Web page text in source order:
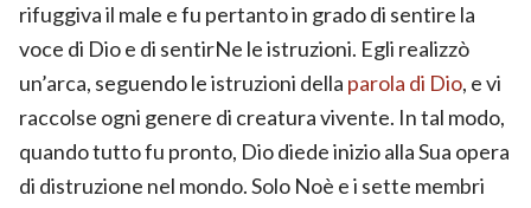
rifuggiva il male e fu pertanto in grado di sentire la
voce di Dio e di sentirNe le istruzioni. Egli realizzò
un’arca, seguendo le istruzioni della parola di Dio, e vi
raccolse ogni genere di creatura vivente. In tal modo,
quando tutto fu pronto, Dio diede inizio alla Sua opera
di distruzione nel mondo. Solo Noè e i sette membri